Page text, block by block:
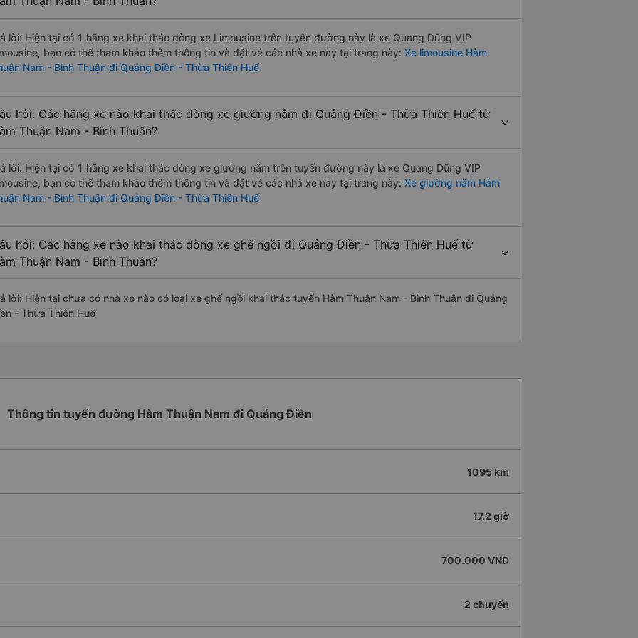
lời: Hiện tại có 1 hãng xe khai thác dòng xe Limousine trên tuyến đường này là xe Quang Dũng VIP
bạn có thể tham khảo thêm thông tin và đặt vé các nhà xe này tại trang này: Xe limousine Hàm
Nam - Bình Thuận đi Quảng Điền - Thừa Thiên Huế
hỏi: Các hãng xe nào khai thác dòng xe giường nằm đi Quảng Điền - Thừa Thiên Huế từ
Thuận Nam - Bình Thuận?
lời: Hiện tại có 1 hãng xe khai thác dòng xe giường nằm trên tuyến đường này là xe Quang Dũng VIP
bạn có thể tham khảo thêm thông tin và đặt vé các nhà xe này tại trang này: Xe giường nằm Hàm
Nam - Bình Thuận đi Quảng Điền - Thừa Thiên Huế
hỏi: Các hãng xe nào khai thác dòng xe ghế ngồi đi Quảng Điền - Thừa Thiên Huế từ
Thuận Nam - Bình Thuận?
lời: Hiện tại chưa có nhà xe nào có loại xe ghế ngồi khai thác tuyến Hàm Thuận Nam - Bình Thuận đi Quảng
- Thừa Thiên Huế
Thông tin tuyến đường Hàm Thuận Nam đi Quảng Điền
1095 km
17.2 giờ
700.000 VNĐ
2 chuyến